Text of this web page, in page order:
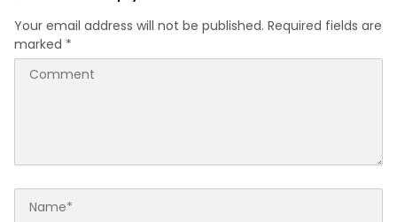
Your email address will not be published. Required fields are
marked *